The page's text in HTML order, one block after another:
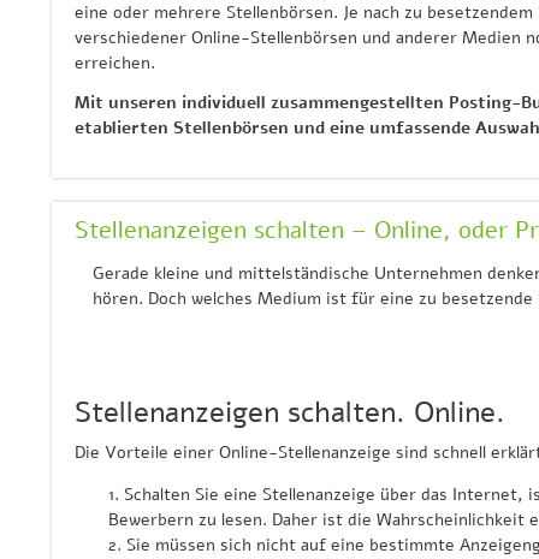
eine oder mehrere Stellenbörsen. Je nach zu
verschiedener Online-Stellenbörsen und anderer Medien
erreichen.
Mit unseren individuell zusammengestellten Posting-
etablierten Stellenbörsen und eine umfassende
Stellenanzeigen schalten – Online, oder
Gerade kleine und mittelständische Unternehmen
hören. Doch welches Medium ist für eine zu
Stellenanzeigen schalten. Online.
Die Vorteile einer Online-Stellenanzeige sind schnell
Schalten Sie eine Stellenanzeige über das Internet,
Bewerbern zu lesen. Daher ist die Wahrscheinlichkeit
Sie müssen sich nicht auf eine bestimmte